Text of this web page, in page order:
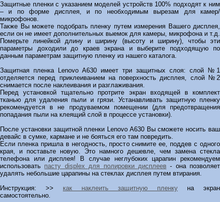
Защитные пленки с указанием моделей устройств 100% подходят к ним
– и по форме дисплея, и по необходимым вырезам для камер/
микрофонов.
Также Вы можете подобрать пленку путем измерения Вашего дисплея,
если он не имеет дополнительных выемок для камеры, микрофона и т.д.
Померьте линейкой длину и ширину (высоту и ширину), чтобы эти
параметры доходили до краев экрана и выберите подходящую по
данным параметрам защитную пленку из нашего каталога.
Защитная пленка Lenovo A630 имеет три защитных слоя: слой №1
отделяется перед приклеиванием на поверхность дисплея, слой №2
снимается после наклеивания и разглаживания.
Перед установкой тщательно протрите экран входящей в комплект
тканью для удаления пыли и грязи. Устанавливать защитную пленку
рекомендуется в не продуваемом помещении (для предотвращения
попадания пыли на клеящий слой в процессе установки).
После установки защитной пленки Lenovo A630 Вы сможете носить ваш
девайс в сумке, кармане и не бояться его там повредить.
Если пленка пришла в негодность, просто снимите ее, поддев с одного
края, и поставьте новую. Это намного дешевле, чем замена стекла
телефона или дисплея! В случае неглубоких царапин рекомендуем
использовать пасту displex для полировки дисплеев- она позволяет
удалять небольшие царапины на стеклах дисплея путем втирания.
Инструкция: >> как наклеить защитную пленку на экран
самостоятельно.